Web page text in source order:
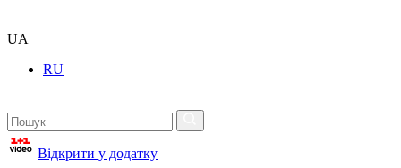
UA
RU
Відкрити у додатку